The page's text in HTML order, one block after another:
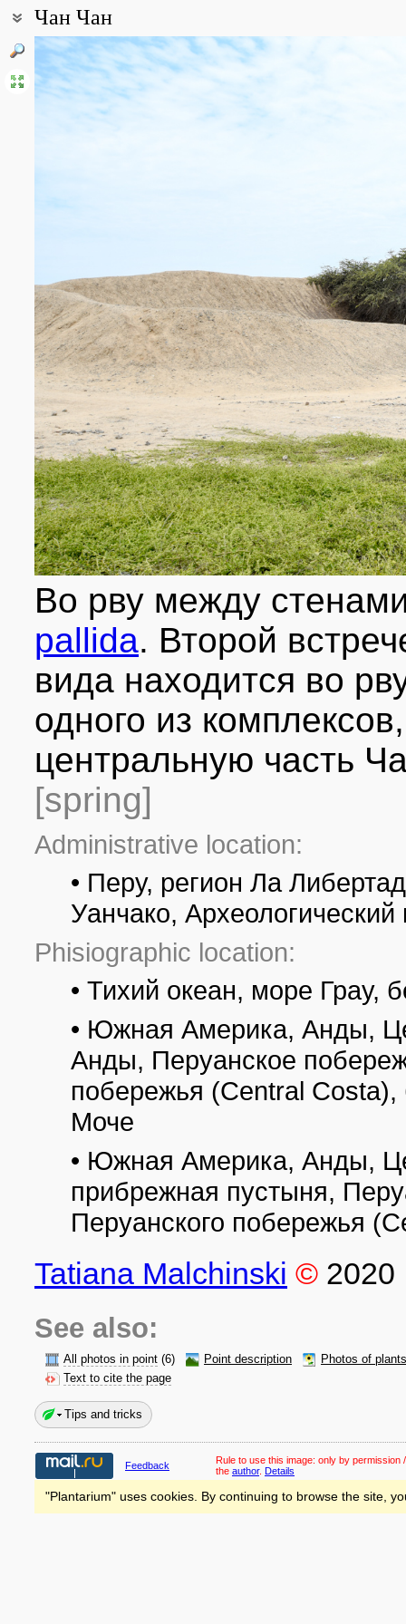
Чан Чан
Coordinates:
8° 05′ 56.4″ S, 79° 04′ 19.2″ W (view at maps of
Point description:
Чан Чан, столица доколумбового государственного
Truchillo на берегу Тихого океана. Город завоёвывался
1986 г. приобрёл статус Всемирного наследия ЮНЕСКО.
Во рву между
pallida. Второй
вида находится во
одного из
центральную часть
[spring]
Administrative location:
• Перу, регион Ла
Уанчако,
Phisiographic location:
• Тихий океан, море Грау,
• Южная Америка, Анды,
Анды, Перуанское
побережья (Central
Моче
• Южная Америка, Анды,
прибрежная пустыня,
Перуанского побережья
Tatiana Malchinski © 2020
See also:
All photos in point (6) Point description
Photos of
Text to cite the page
Tips and tricks
Feedback Rule to use this image: only by permission
the author. Details
"Plantarium" uses cookies. By continuing to browse the site,